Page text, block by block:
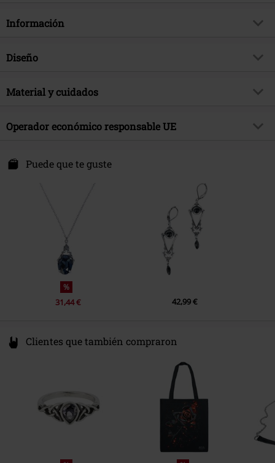
Información
Artículo no.
Brand
Fecha de lanzamiento
9/23/24
Diseño
Tipo de producto
Material y cuidados
Material Externo Plata De Ley
Operador económico responsable UE
Pinneichenstr. 23
Puede que te guste
%
31,44 € 42,99 €
Clientes que también compraron